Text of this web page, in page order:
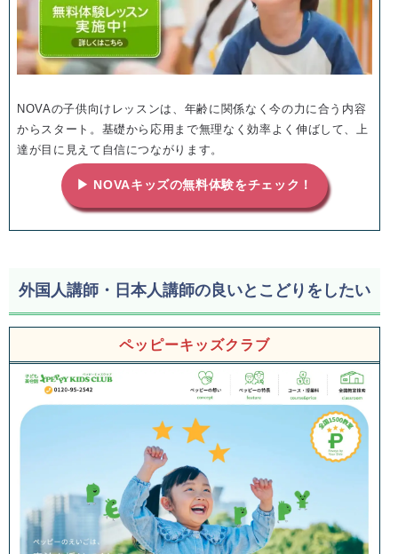
NOVAの子供向けレッスンは、年齢に関係なく今の力に合う内容
からスタート。基礎から応用まで無理なく効率よく伸ばして、上
達が目に見えて自信につながります。
▶ NOVAキッズの無料体験をチェック！
外国人講師・日本人講師の良いとこどりをしたい
ペッピーキッズクラブ